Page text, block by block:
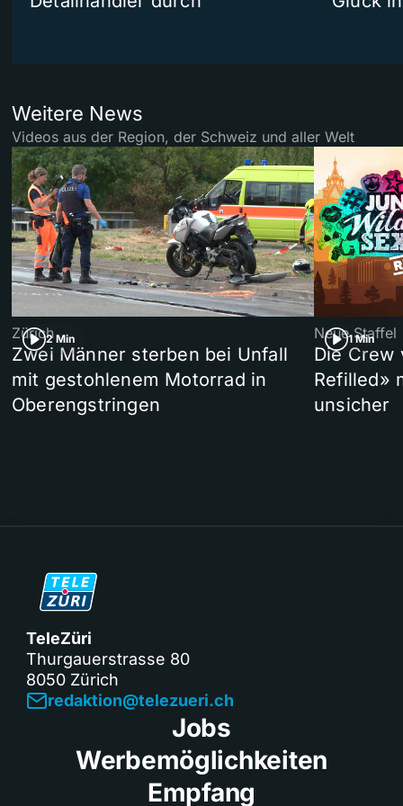
Weitere News
Videos aus der Region, der Schweiz und aller Welt
2 Min
Zürich
Zwei Männer sterben bei Unfall
mit gestohlenem Motorrad in
Oberengstringen
1 Min
Neue Staffel
Die Crew
Refilled»
unsicher
TeleZüri
Thurgauerstrasse 80
8050 Zürich
redaktion@telezueri.ch
Jobs
Werbemöglichkeiten
Empfang